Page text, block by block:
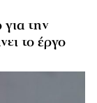
την
το έργο